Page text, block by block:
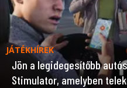
JÁTÉKHÍREK
Jön a legidegesítőbb
Stimulator, amelyben